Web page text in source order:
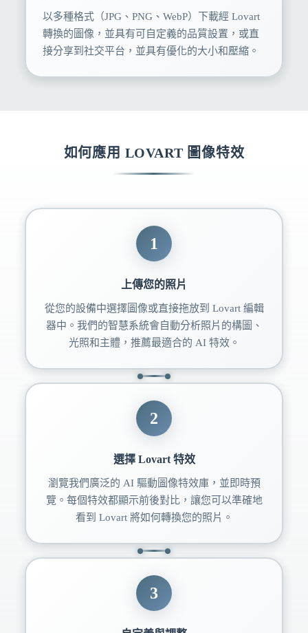
以多種格式（JPG、PNG、WebP）下載經 Lovart
轉換的圖像，並具有可自定義的品質設置，或直
接分享到社交平台，並具有優化的大小和壓縮。
如何應用 LOVART 圖像特效
1
上傳您的照片
從您的設備中選擇圖像或直接拖放到 Lovart 編輯
器中。我們的智慧系統會自動分析照片的構圖、
光照和主體，推薦最適合的 AI 特效。
2
選擇 Lovart 特效
瀏覽我們廣泛的 AI 驅動圖像特效庫，並即時預
覽。每個特效都顯示前後對比，讓您可以準確地
看到 Lovart 將如何轉換您的照片。
3